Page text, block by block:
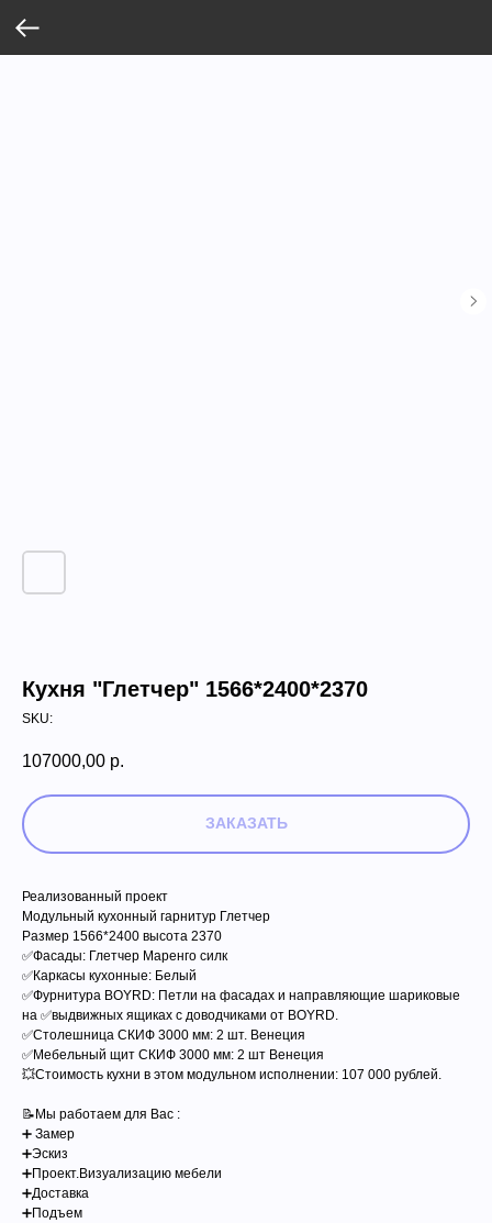
Кухня "Глетчер" 1566*2400*2370
SKU:
107000,00 р.
ЗАКАЗАТЬ
Реализованный проект
Модульный кухонный гарнитур Глетчер
Размер 1566*2400 высота 2370
✅Фасады: Глетчер Маренго силк
✅Каркасы кухонные: Белый
✅Фурнитура BOYRD: Петли на фасадах и направляющие шариковые
на ✅выдвижных ящиках с доводчиками от BOYRD.
✅Столешница СКИФ 3000 мм: 2 шт. Венеция
✅Мебельный щит СКИФ 3000 мм: 2 шт Венеция
‍💥Стоимость кухни в этом модульном исполнении: 107 000 рублей.
📝Мы работаем для Вас :
➕ Замер
➕Эскиз
➕Проект.Визуализацию мебели
➕Доставка
➕Подъем